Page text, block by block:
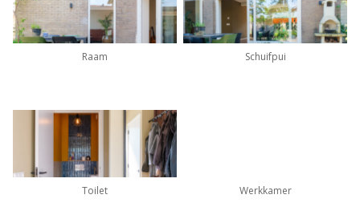
Raam Schuifpui
Toilet Werkkamer